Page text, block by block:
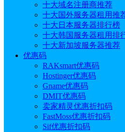
十大域名注册商推荐
十大国外服务器租用推
十大日本服务器排行榜
十大韩国服务器租用排
十大新加坡服务器推荐
优惠码
RAKsmart优惠码
Hostinger优惠码
Gname优惠码
DMIT优惠码
卖家精灵优惠折扣码
FastMoss优惠折扣码
Sif优惠折扣码